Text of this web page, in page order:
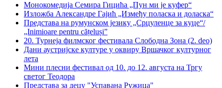
Монокомедија Семира Гицића „Пун ми је куфер“
Изложба Александре Гајић „Између поласка и доласка“
Представа на румунском језику „Срцуленце за куце“/
„Inimioare pentru cățeluși”
20. Турнеја филмског фестивала Слободна Зона (2. deo)
Дани аустријске културе у оквиру Вршачког културног
лета
Мини плесни фестивал од 10. до 12. августа на Тргу
светог Теодора
Представа за децу "Успавана Ружица"